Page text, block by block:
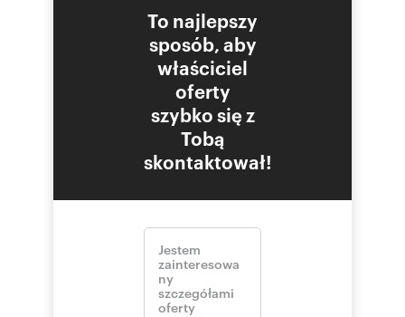
To najlepszy
sposób, aby
właściciel
oferty
szybko się z
Tobą
skontaktował!